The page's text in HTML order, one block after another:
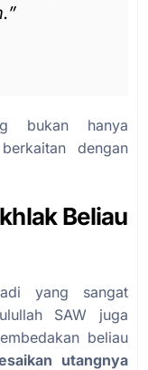
bukan hanya
dengan
Beliau
yang sangat
SAW juga
beliau
utangnya